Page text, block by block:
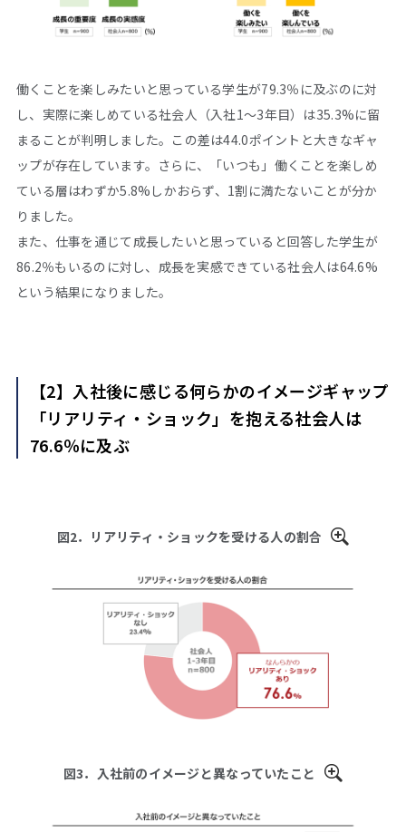
働くことを楽しみたいと思っている学生が79.3％に及ぶのに対
し、実際に楽しめている社会人（入社1～3年目）は35.3%に留
まることが判明しました。この差は44.0ポイントと大きなギャ
ップが存在しています。さらに、「いつも」働くことを楽しめ
ている層はわずか5.8%しかおらず、1割に満たないことが分か
りました。
また、仕事を通じて成長したいと思っていると回答した学生が
86.2％もいるのに対し、成長を実感できている社会人は64.6%
という結果になりました。
【2】入社後に感じる何らかのイメージギャップ
「リアリティ・ショック」を抱える社会人は
76.6％に及ぶ
図2．リアリティ・ショックを受ける人の割合
図3．入社前のイメージと異なっていたこと